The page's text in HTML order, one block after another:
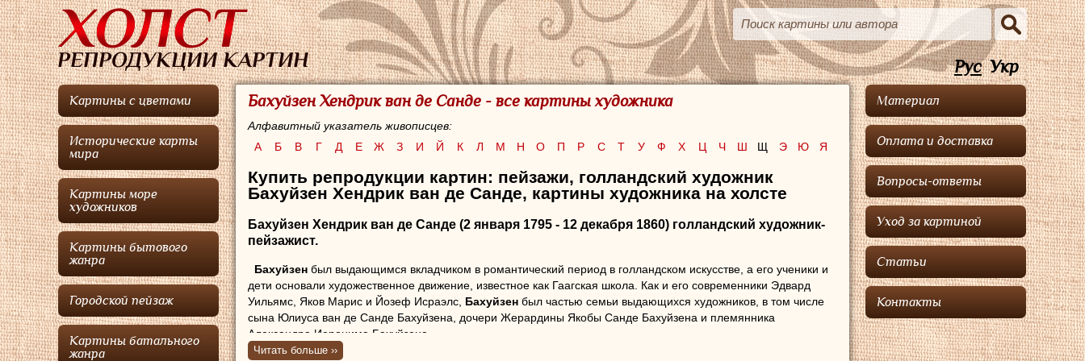
Рус Укр
Картины с цветами
Исторические карты
мира
Картины море
художников
Картины бытового
жанра
Городской пейзаж
Картины батального
жанра
Бахуйзен Хендрик ван де Санде - все картины художника
Алфавитный указатель живописцев:
А
Б В Г Д Е Ж З И Й К Л М Н О П Р С Т У Ф Х Ц Ч Ш Щ Э Ю Я
Купить репродукции картин: пейзажи, голландский художник
Бахуйзен Хендрик ван де Санде, картины художника на холсте
Бахуйзен Хендрик ван де Санде (2 января 1795 - 12 декабря 1860) голландский художник-
пейзажист.
Бахуйзен был выдающимся вкладчиком в романтический период в голландском искусстве, а его ученики и
дети основали художественное движение, известное как Гаагская школа. Как и его современники Эдвард
Уильямс, Яков Марис и Йозеф Исраэлс, Бахуйзен был частью семьи выдающихся художников, в том числе
сына Юлиуса ван де Санде Бахуйзена, дочери Жерардины Якобы Санде Бахуйзена и племянника
Александра Иеронима Бахуйзена.
Бахуйзен Хендрик
Читать больше ››
Материал
Оплата и доставка
Вопросы-ответы
Уход за картиной
Статьи
Контакты